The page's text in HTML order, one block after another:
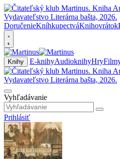
DoručenieKníhkupectváKnihovrátok
Knihy E-knihyAudioknihyHry
Vyhľadávanie
Prihlásiť